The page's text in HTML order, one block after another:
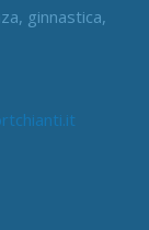
ginnastica,